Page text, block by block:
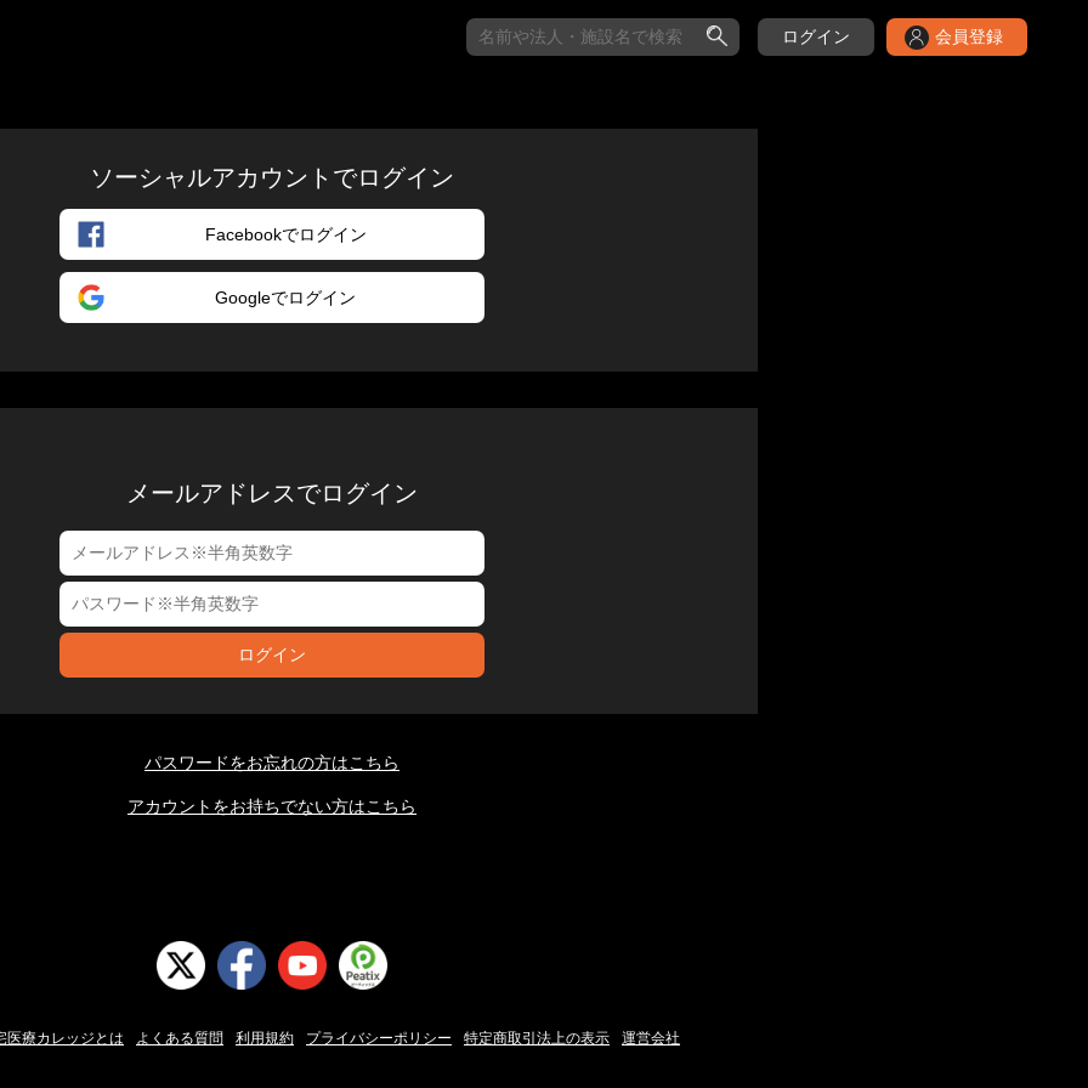
ログイン 会員登録
ソーシャルアカウントでログイン
Facebookでログイン
Googleでログイン
メールアドレスでログイン
ログイン
パスワードをお忘れの方はこちら
アカウントをお持ちでない方はこちら
医療カレッジとは よくある質問 利用規約 プライバシーポリシー 特定商取引法上の表示 運営会社